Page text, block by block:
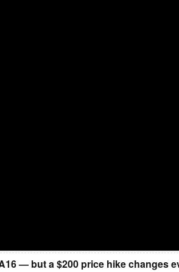
— but a $200 price hike changes